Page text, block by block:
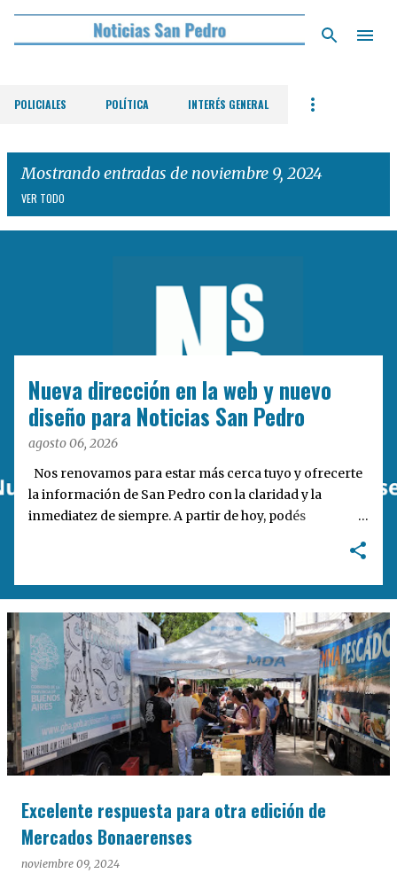
Ir al contenido principal
POLICIALES POLÍTICA INTERÉS GENERAL
Mostrando entradas de noviembre 9, 2024
VER TODO
Nueva dirección en la web y nuevo
diseño para Noticias San Pedro
agosto 06, 2026
Nos renovamos para estar más cerca tuyo y ofrecerte
la información de San Pedro con la claridad y la
inmediatez de siempre. A partir de hoy, podés
Desarrollamos una interfaz más ágil, moderna e
intuitiva, pensada para optimizar la navegación desde
cualquier dispositivo, facilitar el acceso a las noticias
locales y potenciar la interacción de los lectores con
nuestros contenidos.
Excelente respuesta para otra edición de
Mercados Bonaerenses
noviembre 09, 2024